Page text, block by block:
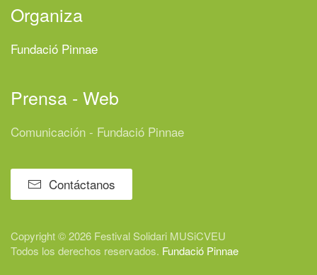
Organiza
Fundació Pinnae
Prensa - Web
Comunicación - Fundació Pinnae
Contáctanos
Copyright © 2026 Festival Solidari MUSiCVEU
Todos los derechos reservados. Fundació Pinnae